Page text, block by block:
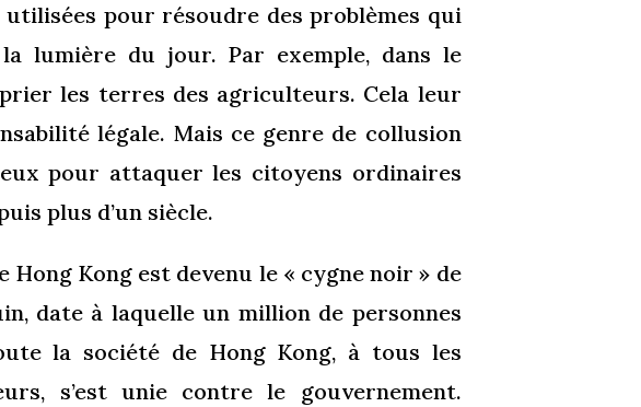
pour résoudre des problèmes qui
lumière du jour. Par exemple, dans le
les terres des agriculteurs. Cela leur
légale. Mais ce genre de collusion
pour attaquer les citoyens ordinaires
plus d’un siècle.
Kong est devenu le « cygne noir » de
date à laquelle un million de personnes
la société de Hong Kong, à tous les
s’est unie contre le gouvernement.